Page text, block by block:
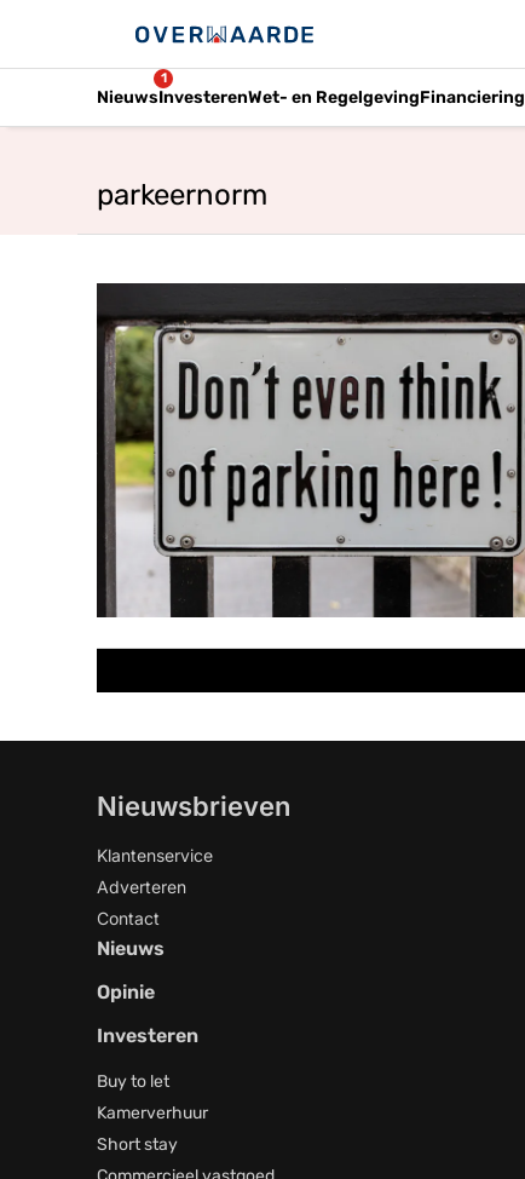
Nieuws
1
InvesterenWet- en RegelgevingFinanciering
parkeernorm
Nieuwsbrieven
Klantenservice
Adverteren
Contact
Nieuws
Opinie
Investeren
Buy to let
Kamerverhuur
Short stay